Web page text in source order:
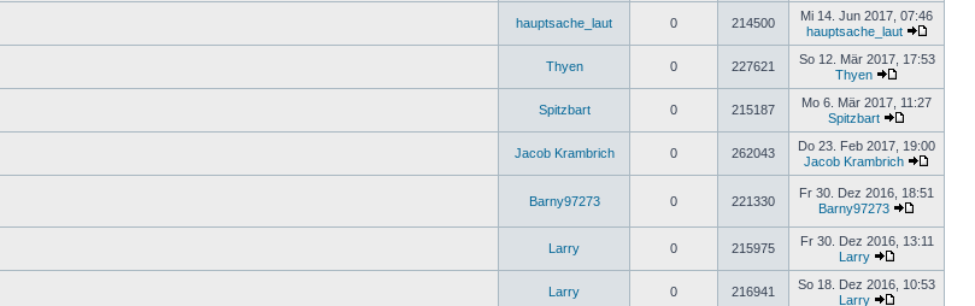
hauptsache_laut 0 214500
Mi 14. Jun 2017, 07:46
hauptsache_laut
Thyen 0 227621
So 12. Mär 2017, 17:53
Thyen
Spitzbart 0 215187
Mo 6. Mär 2017, 11:27
Spitzbart
Jacob Krambrich 0 262043
Do 23. Feb 2017, 19:00
Jacob Krambrich
Barny97273 0 221330
Fr 30. Dez 2016, 18:51
Barny97273
Larry 0 215975
Fr 30. Dez 2016, 13:11
Larry
Larry 0 216941
So 18. Dez 2016, 10:53
Larry